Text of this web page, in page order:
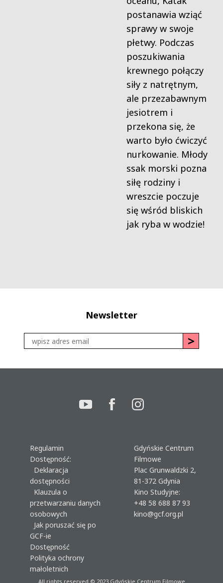
postanawia wziąć
sprawy w swoje
płetwy. Podczas
poszukiwania
krewnego połączy
siły z natrętnym,
ale przezabawnym
jesiotrem i
przekona się, że
warto było ćwiczyć
nurkowanie. Młody
ssak morski pozna
siłę rodziny i
wreszcie poczuje
się wśród bliskich
jak ryba w wodzie!
Newsletter
Regulamin
Dostępność:
Deklaracja
dostępności
Klauzula o
przetwarzaniu danych
osobowych
Jak poruszać się po
GCF-ie
Dostępność
Polityka ochrony
małoletnich
Gdyńskie Centrum
Filmowe
Plac Grunwaldzki 2,
81-372 Gdynia
Kino Studyjne:
+48 58 688 87 93
kino@gcf.org.pl
All rights reserved © 2023Gdyńskie Centrum Filmowe